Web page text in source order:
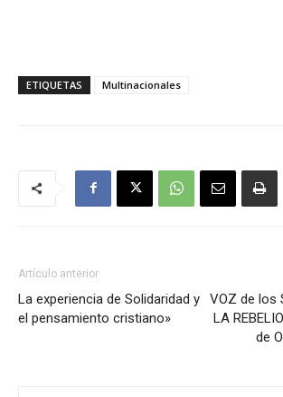
ETIQUETAS Multinacionales
Artículo anterior
La experiencia de Solidaridad y
el pensamiento cristiano»
VOZ de los
LA
de